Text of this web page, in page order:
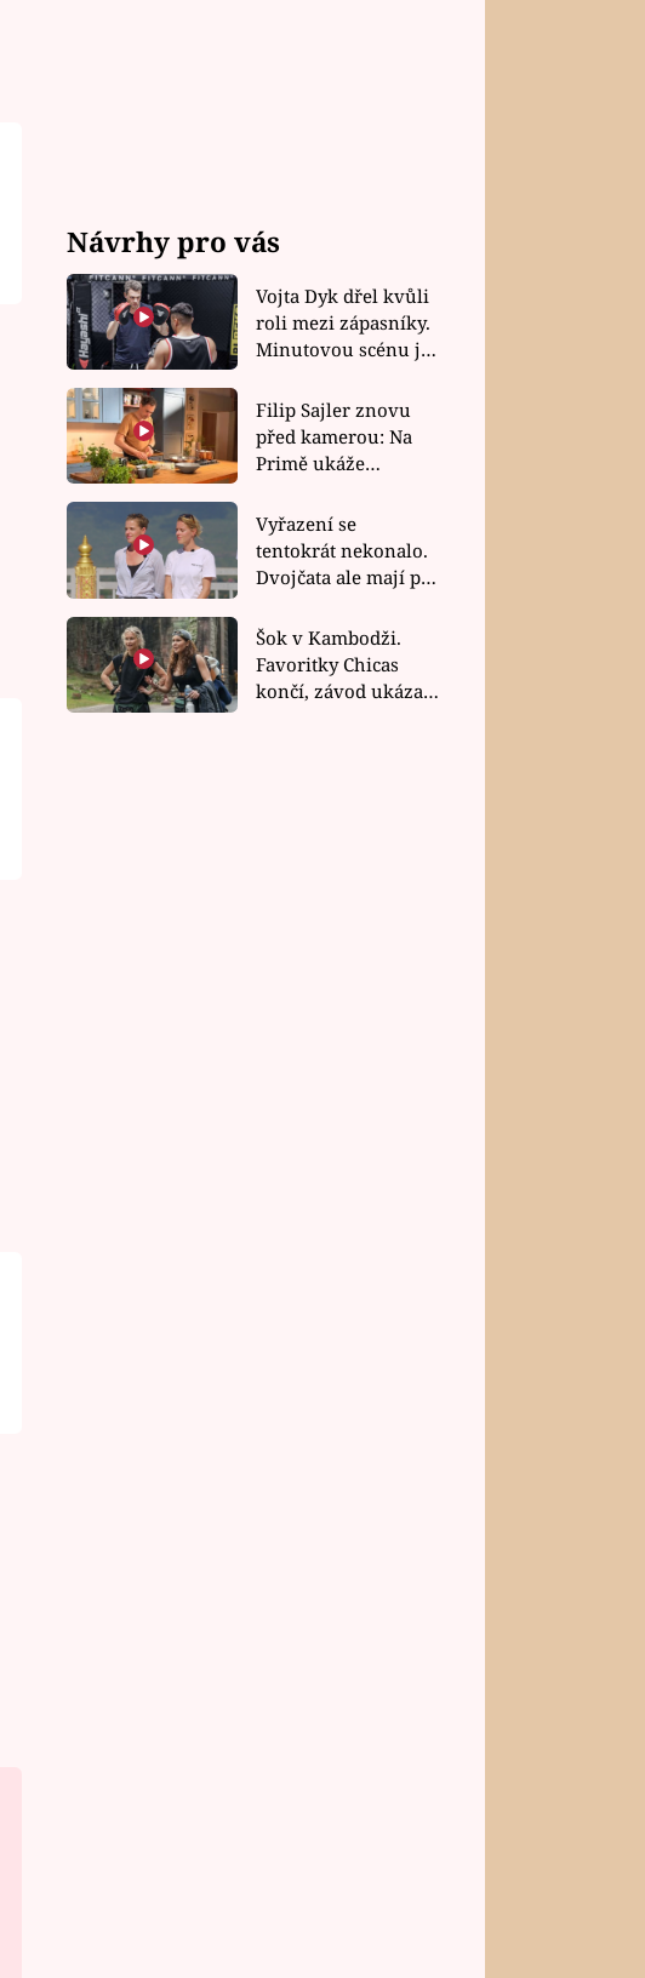
Návrhy pro vás
Vojta Dyk dřel kvůli
roli mezi zápasníky.
Minutovou scénu jel
Filip Sajler znovu
před kamerou: Na
Primě ukáže
rychlé recepty
Vyřazení se
tentokrát nekonalo.
Dvojčata ale mají po
závodu nůž na krku
Šok v Kambodži.
Favoritky Chicas
končí, závod ukázal